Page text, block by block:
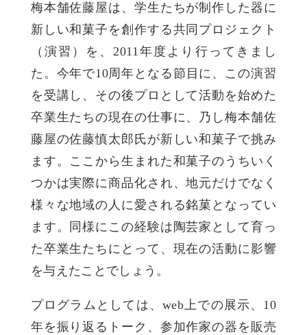
梅本舗佐藤屋は、学生たちが制作した器に
新しい和菓子を創作する共同プロジェクト
（演習）を、2011年度より行ってきまし
た。今年で10周年となる節目に、この演習
を受講し、その後プロとして活動を始めた
卒業生たちの現在の仕事に、乃し梅本舗佐
藤屋の佐藤慎太郎氏が新しい和菓子で挑み
ます。ここから生まれた和菓子のうちいく
つかは実際に商品化され、地元だけでなく
様々な地域の人に愛される銘菓となってい
ます。同様にこの経験は陶芸家として育っ
た卒業生たちにとって、現在の活動に影響
を与えたことでしょう。
プログラムとしては、web上での展示、10
年を振り返るトーク、参加作家の器を販売